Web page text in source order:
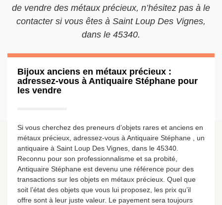
de vendre des métaux précieux, n’hésitez pas à le
contacter si vous êtes à Saint Loup Des Vignes,
dans le 45340.
Bijoux anciens en métaux précieux :
adressez-vous à Antiquaire Stéphane pour
les vendre
Si vous cherchez des preneurs d’objets rares et anciens en
métaux précieux, adressez-vous à Antiquaire Stéphane , un
antiquaire à Saint Loup Des Vignes, dans le 45340.
Reconnu pour son professionnalisme et sa probité,
Antiquaire Stéphane est devenu une référence pour des
transactions sur les objets en métaux précieux. Quel que
soit l’état des objets que vous lui proposez, les prix qu’il
offre sont à leur juste valeur. Le payement sera toujours